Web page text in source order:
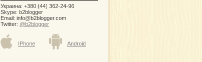
Украина: +380 (44) 362-24-96
Skype: b2blogger
Email: info@b2blogger.com
Twitter: @b2blogger
IPhone Android